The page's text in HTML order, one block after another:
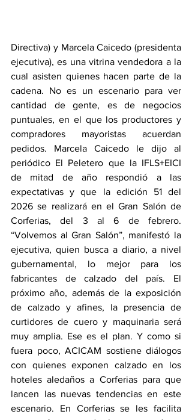
Directiva) y Marcela Caicedo (presidenta
ejecutiva), es una vitrina vendedora a la
cual asisten quienes hacen parte de la
cadena. No es un escenario para ver
cantidad de gente, es de negocios
puntuales, en el que los productores y
compradores mayoristas acuerdan
pedidos. Marcela Caicedo le dijo al
periódico El Peletero que la IFLS+EICI
de mitad de año respondió a las
expectativas y que la edición 51 del
2026 se realizará en el Gran Salón de
Corferias, del 3 al 6 de febrero.
“Volvemos al Gran Salón”, manifestó la
ejecutiva, quien busca a diario, a nivel
gubernamental, lo mejor para los
fabricantes de calzado del país. El
próximo año, además de la exposición
de calzado y afines, la presencia de
curtidores de cuero y maquinaria será
muy amplia. Ese es el plan. Y como si
fuera poco, ACICAM sostiene diálogos
con quienes exponen calzado en los
hoteles aledaños a Corferias para que
lancen las nuevas tendencias en este
escenario. En Corferias se les facilita